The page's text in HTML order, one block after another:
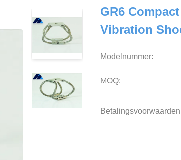
GR6
Vibration
Modelnummer:
MOQ: